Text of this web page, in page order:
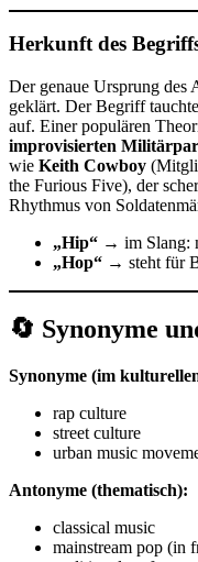
Herkunft des
Der genaue Ursprung des
geklärt. Der Begriff
auf. Einer populären
improvisierten
wie Keith Cowboy
the Furious Five), der
Rhythmus von
„Hip“ → im Slang:
„Hop“ → steht für
🔄 Synonyme
Synonyme (im
rap culture
street culture
urban music
Antonyme (thematisch):
classical music
mainstream pop (in